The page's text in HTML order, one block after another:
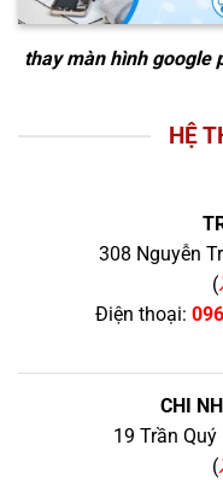
thay màn hình google
HỆ
308 Nguyễn
(
Điện thoại:
CHI
19 Trần Quý
(